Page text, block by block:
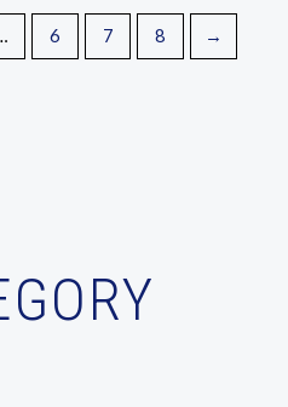
6 7 8 →